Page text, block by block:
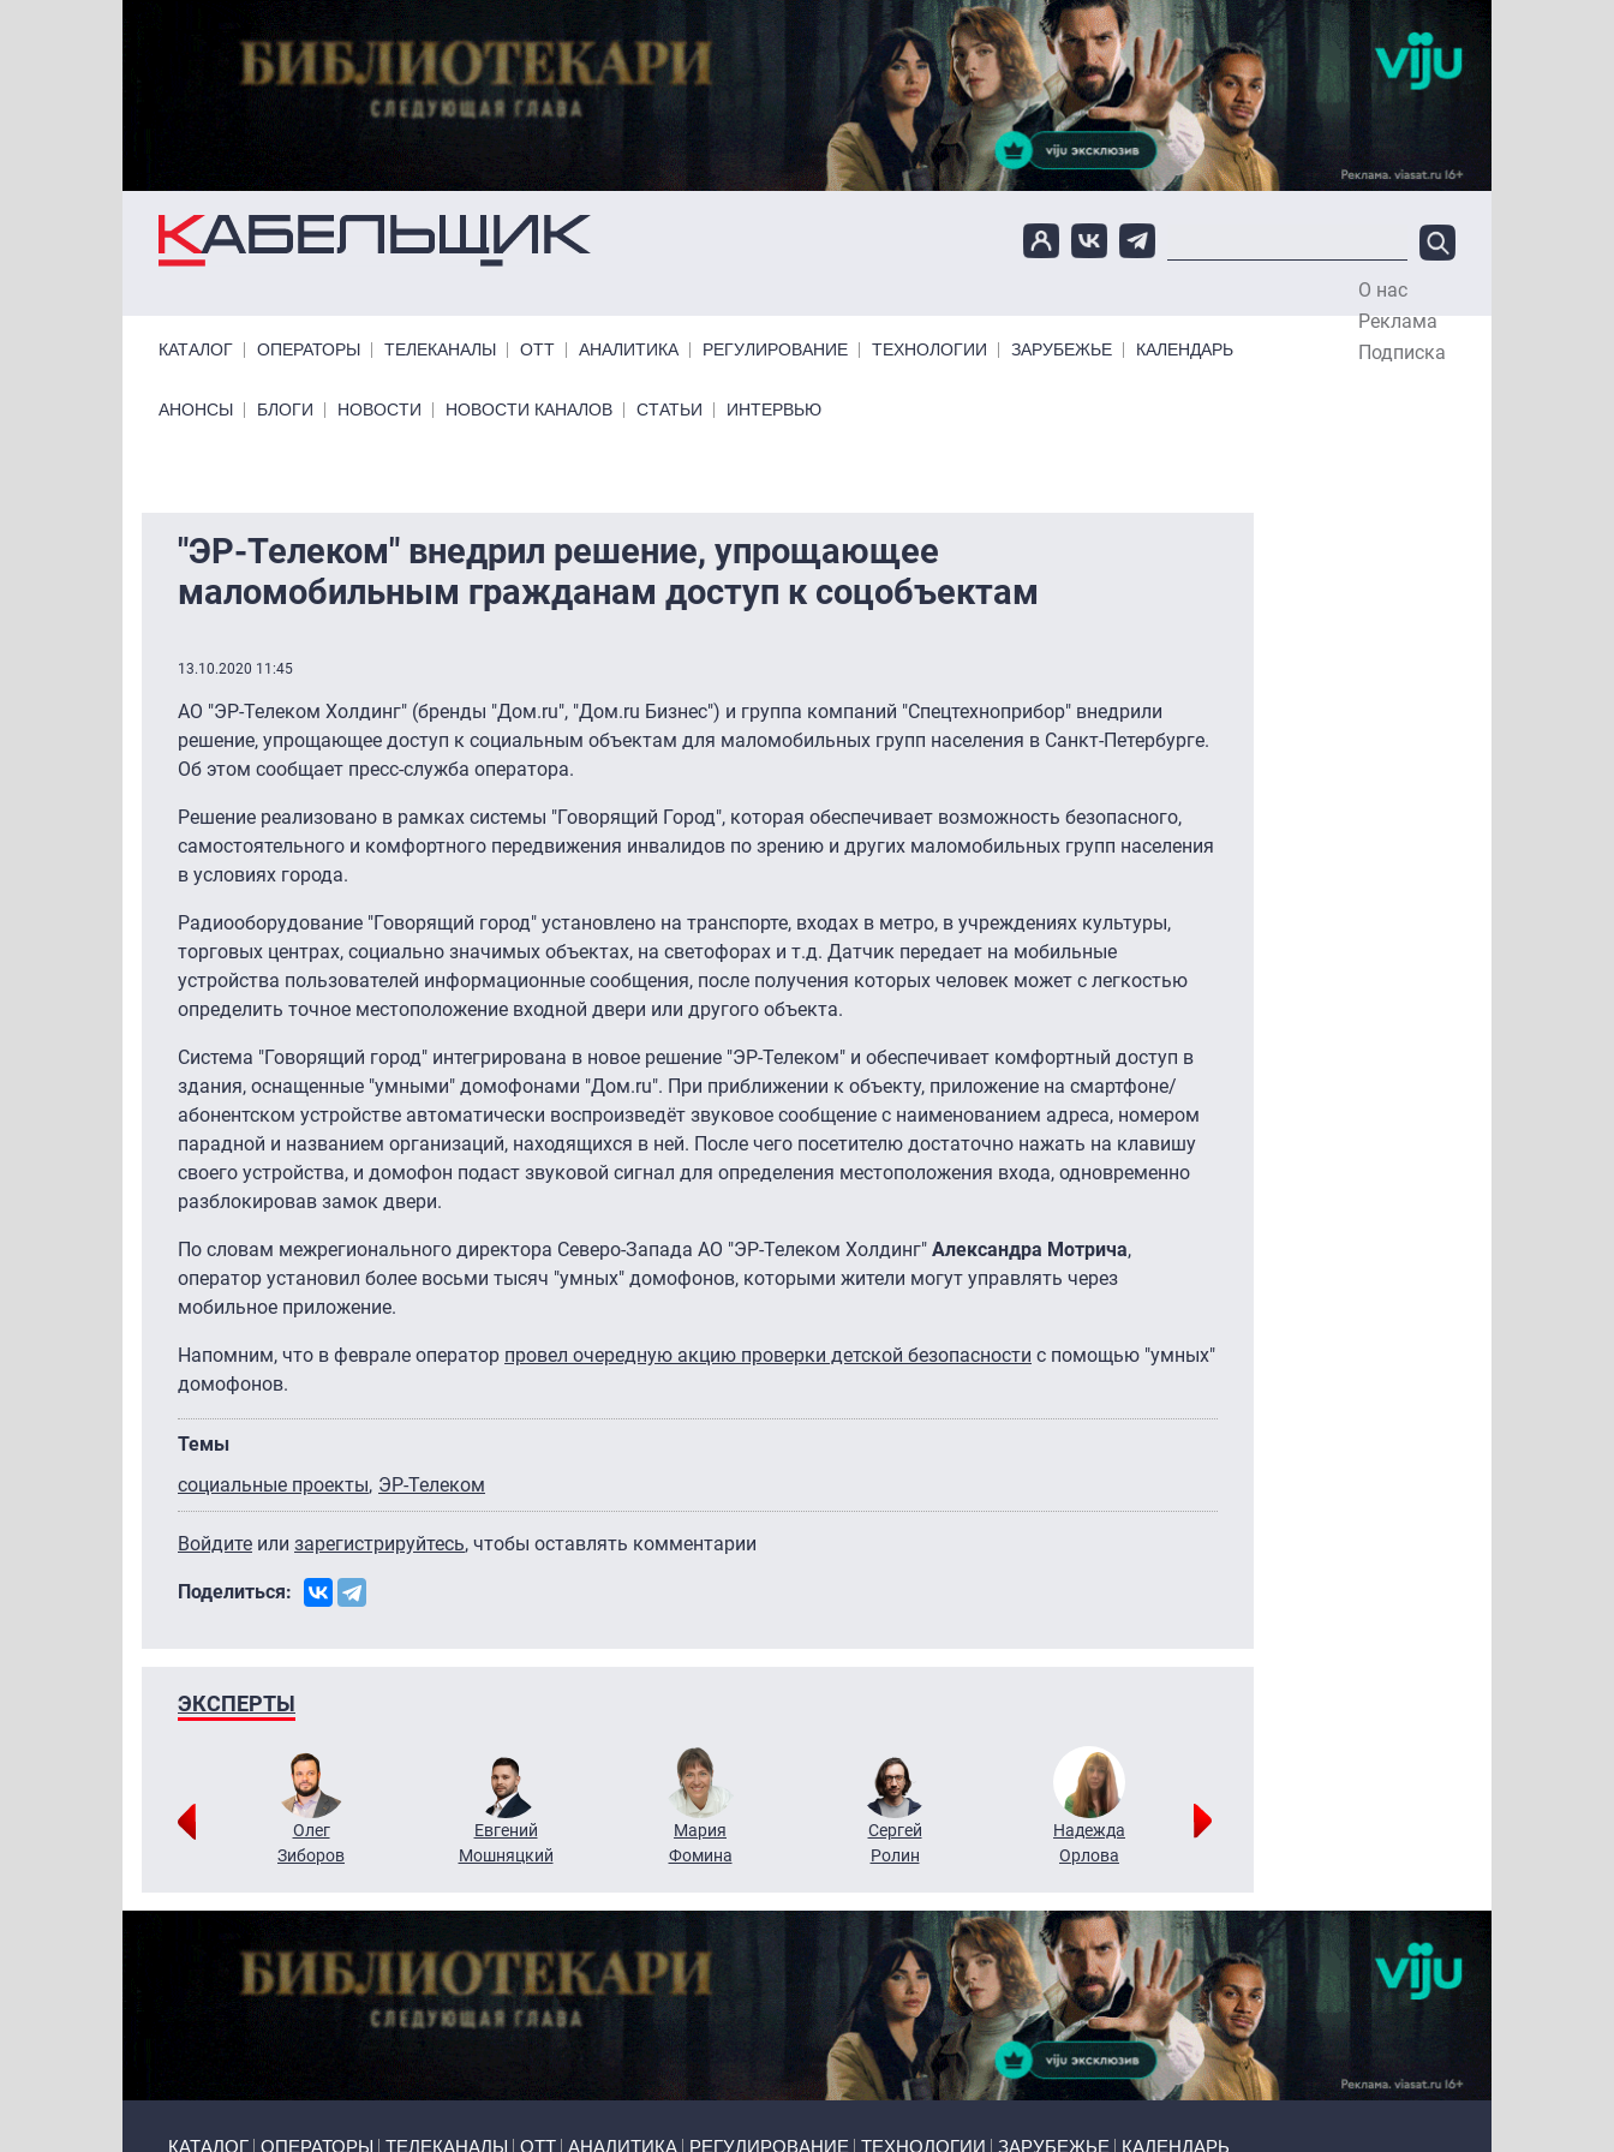
О нас
Реклама
Подписка
КАТАЛОГ ОПЕРАТОРЫ ТЕЛЕКАНАЛЫ ОТТ АНАЛИТИКА РЕГУЛИРОВАНИЕ ТЕХНОЛОГИИ ЗАРУБЕЖЬЕ КАЛЕНДАРЬ
Primary links bottom
АНОНСЫ БЛОГИ НОВОСТИ НОВОСТИ КАНАЛОВ СТАТЬИ ИНТЕРВЬЮ
"ЭР-Телеком" внедрил решение, упрощающее
маломобильным гражданам доступ к соцобъектам
13.10.2020 11:45
АО "ЭР-Телеком Холдинг" (бренды "Дом.ru", "Дом.ru Бизнес") и группа компаний "Спецтехноприбор" внедрили
решение, упрощающее доступ к социальным объектам для маломобильных групп населения в Санкт-Петербурге.
Об этом сообщает пресс-служба оператора.
Решение реализовано в рамках системы "Говорящий Город", которая обеспечивает возможность безопасного,
самостоятельного и комфортного передвижения инвалидов по зрению и других маломобильных групп населения
в условиях города.
Радиооборудование "Говорящий город" установлено на транспорте, входах в метро, в учреждениях культуры,
торговых центрах, социально значимых объектах, на светофорах и т.д. Датчик передает на мобильные
устройства пользователей информационные сообщения, после получения которых человек может с легкостью
определить точное местоположение входной двери или другого объекта.
Система "Говорящий город" интегрирована в новое решение "ЭР-Телеком" и обеспечивает комфортный доступ в
здания, оснащенные "умными" домофонами "Дом.ru". При приближении к объекту, приложение на смартфоне/
абонентском устройстве автоматически воспроизведёт звуковое сообщение с наименованием адреса, номером
парадной и названием организаций, находящихся в ней. После чего посетителю достаточно нажать на клавишу
своего устройства, и домофон подаст звуковой сигнал для определения местоположения входа, одновременно
разблокировав замок двери.
По словам межрегионального директора Северо-Запада АО "ЭР-Телеком Холдинг" Александра Мотрича,
оператор установил более восьми тысяч "умных" домофонов, которыми жители могут управлять через
мобильное приложение.
Напомним, что в феврале оператор провел очередную акцию проверки детской безопасности с помощью "умных"
домофонов.
Темы
социальные проекты ЭР-Телеком
Войдите или зарегистрируйтесь, чтобы оставлять комментарии
Поделиться:
ЭКСПЕРТЫ
Олег
Зиборов
Евгений
Мошняцкий
Мария
Фомина
Сергей
Ролин
Надежда
Орлова
КАТАЛОГ ОПЕРАТОРЫ ТЕЛЕКАНАЛЫ ОТТ АНАЛИТИКА РЕГУЛИРОВАНИЕ ТЕХНОЛОГИИ ЗАРУБЕЖЬЕ КАЛЕНДАРЬ